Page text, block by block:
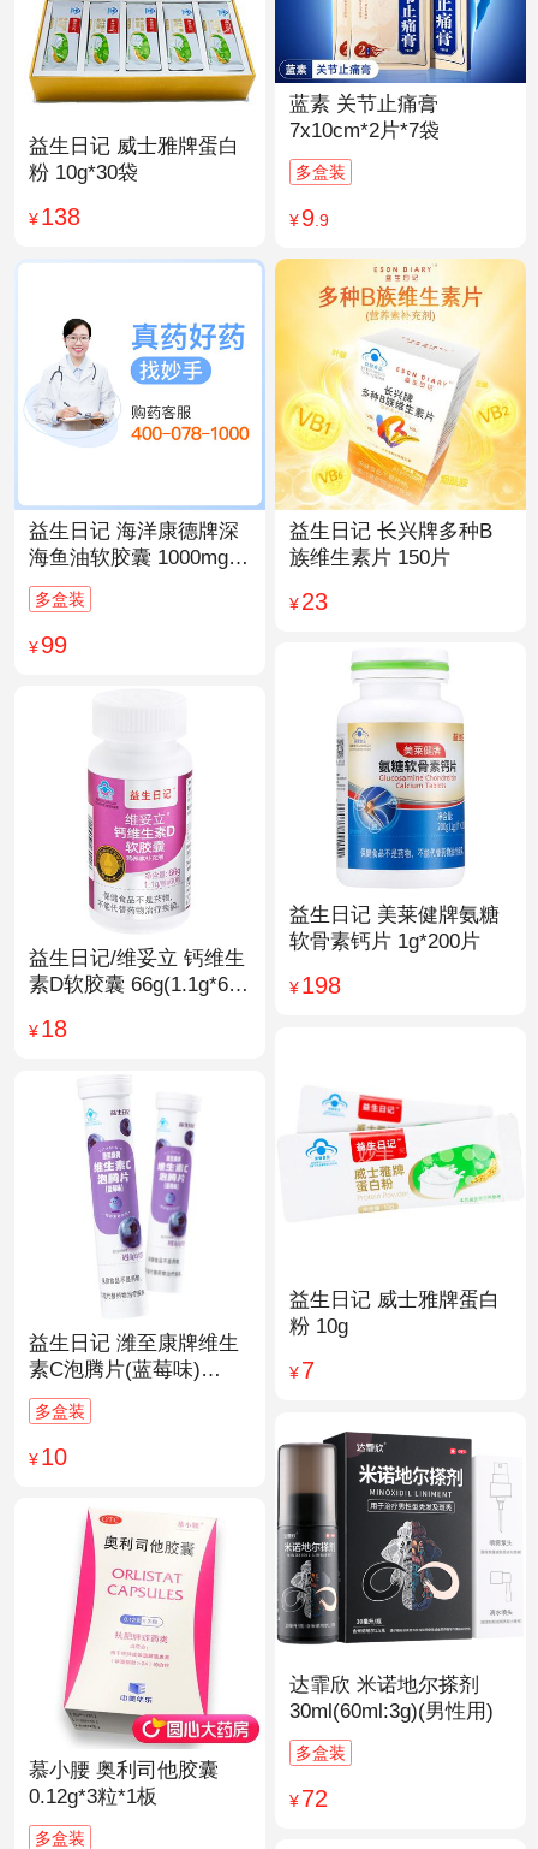
蓝素 关节止痛膏
7x10cm*2片*7袋
多盒装
¥9.9
益生日记 威士雅牌蛋白
粉 10g*30袋
¥138
益生日记 海洋康德牌深
海鱼油软胶囊 1000mg/
粒*200粒
多盒装
¥99
益生日记 长兴牌多种B
族维生素片 150片
¥23
益生日记 美莱健牌氨糖
软骨素钙片 1g*200片
¥198
益生日记/维妥立 钙维生
素D软胶囊 66g(1.1g*60
¥18
益生日记 威士雅牌蛋白
粉 10g
¥7
益生日记 潍至康牌维生
素C泡腾片(蓝莓味)
4.0g*20片
多盒装
¥10
达霏欣 米诺地尔搽剂
30ml(60ml:3g)(男性用)
多盒装
¥72
慕小腰 奥利司他胶囊
0.12g*3粒*1板
多盒装